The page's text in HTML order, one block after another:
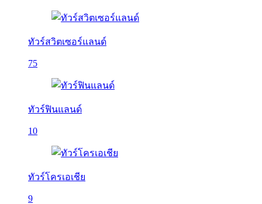
ทัวร์สวิตเซอร์แลนด์
75
ทัวร์ฟินแลนด์
10
ทัวร์โครเอเชีย
9